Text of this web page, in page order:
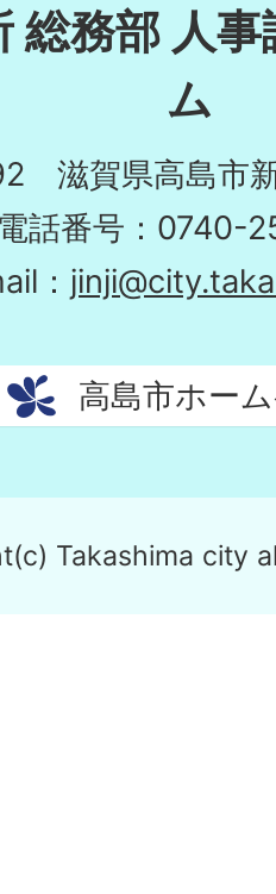
総務部 人
ム
滋賀県高島市
電話番号：0740-
：
高島市ホー
Takashima city